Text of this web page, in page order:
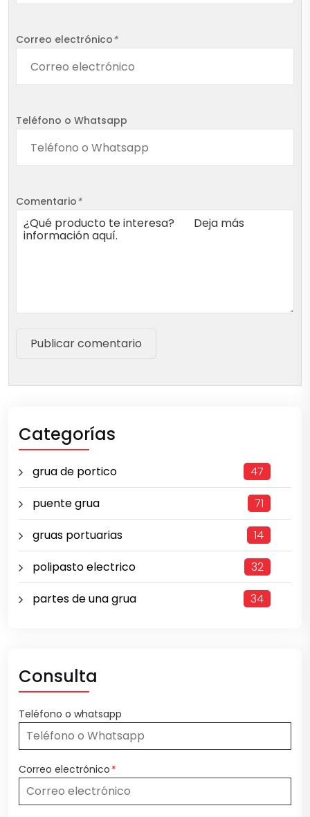
Correo electrónico*
Teléfono o Whatsapp
Comentario*
Publicar comentario
Categorías
grua de portico
47
puente grua
71
gruas portuarias
14
polipasto electrico
32
partes de una grua
34
Consulta
Teléfono o whatsapp
Correo electrónico*